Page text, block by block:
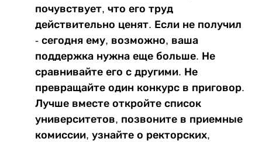
почувствует, что его труд
действительно ценят. Если не получил
- сегодня ему, возможно, ваша
поддержка нужна еще больше. Не
сравнивайте его с другими. Не
превращайте один конкурс в приговор.
Лучше вместе откройте список
университетов, позвоните в приемные
комиссии, узнайте о ректорских,